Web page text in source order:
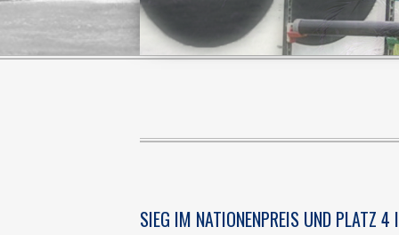
SIEG IM NATIONENPREIS UND PLATZ 4